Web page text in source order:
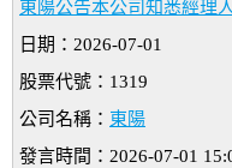
東陽公告本公司知悉經理
日期：2026-07-01
股票代號：1319
公司名稱： 東陽
發言時間：2026-07-01